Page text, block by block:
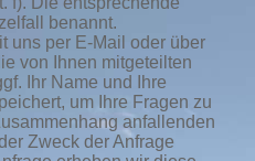
benannt.
uns per E-Mail oder über
von Ihnen mitgeteilten
Ihr Name und Ihre
um Ihre Fragen zu
anfallenden
Zweck der Anfrage